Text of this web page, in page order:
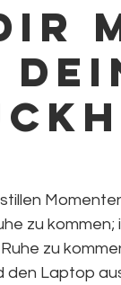
zu kommen;
zu
den Laptop